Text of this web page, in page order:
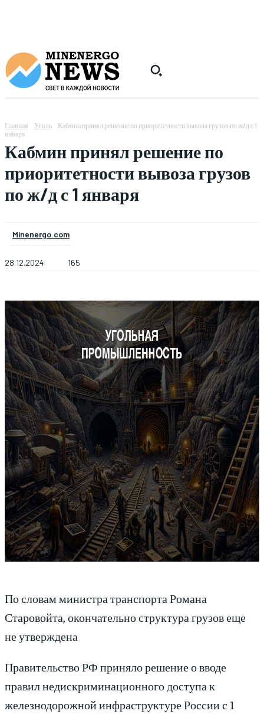
Главная Уголь
Кабмин принял решение по приоритетности вывоза грузов по ж/д с 1
января
Кабмин принял решение по
приоритетности вывоза грузов
по ж/д с 1 января
Minenergo.com
28.12.2024 165
По словам министра транспорта Романа
Старовойта, окончательно структура грузов еще
не утверждена
Правительство РФ приняло решение о вводе
правил недискриминационного доступа к
железнодорожной инфраструктуре России с 1